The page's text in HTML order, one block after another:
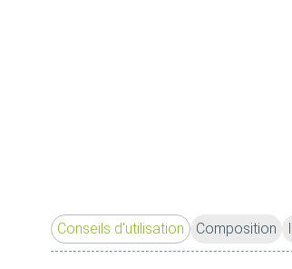
Conseils d'utilisation Composition